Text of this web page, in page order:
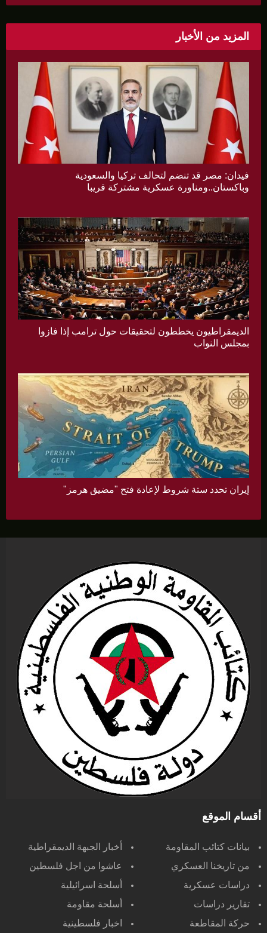
المزيد من الأخبار
فيدان: مصر قد تنضم لتحالف تركيا والسعودية
وباكستان..ومناورة عسكرية مشتركة قريبا
الديمقراطيون يخططون لتحقيقات حول ترامب إذا فازوا
بمجلس النواب
إيران تحدد ستة شروط لإعادة فتح "مضيق هرمز"
أقسام الموقع
بيانات كتائب المقاومة
أخبار الجبهة الديمقراطية
من تاريخنا العسكري
عاشوا من اجل فلسطين
دراسات عسكرية
أسلحة اسرائيلية
تقارير دراسات
أسلحة مقاومة
حركة المقاطعة
اخبار فلسطينية